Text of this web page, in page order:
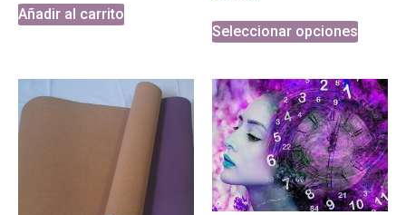
Añadir al carrito
Seleccionar opciones